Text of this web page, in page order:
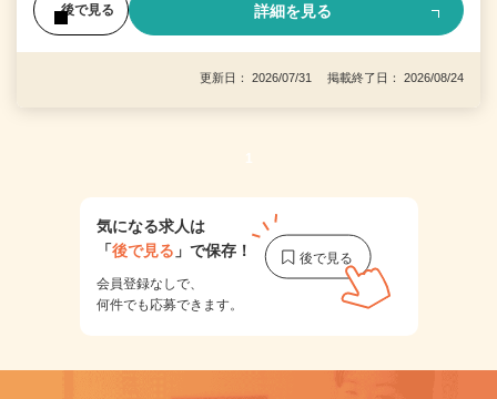
後で見る 詳細を見る
更新日： 2026/07/31 掲載終了日： 2026/08/24
1
気になる求人は
「後で見る 」で保存！
会員登録なしで、
何件でも応募できます。